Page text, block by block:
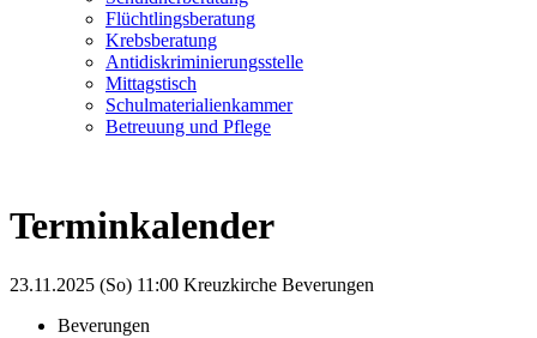
Flüchtlingsberatung
Krebsberatung
Antidiskriminierungsstelle
Mittagstisch
Schulmaterialienkammer
Betreuung und Pflege
Terminkalender
23.11.2025 (So) 11:00 Kreuzkirche Beverungen
Beverungen